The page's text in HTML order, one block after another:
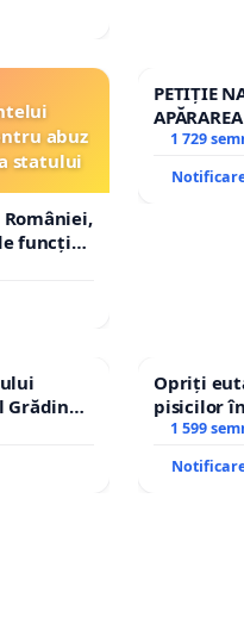
abuz
statului
funcție
PETIȚIE
1 729
Grădina
Opriți
pisicilor
1 599